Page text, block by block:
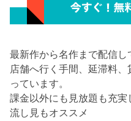
最新作から名作まで配信し
店舗へ行く手間、延滞料
っています。
課金以外にも見放題も充
流し見もオススメ